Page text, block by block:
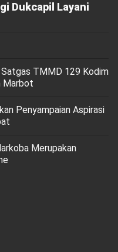
Dukcapil Layani
Satgas TMMD 129 Kodim
Marbot
Penyampaian Aspirasi
Merupakan